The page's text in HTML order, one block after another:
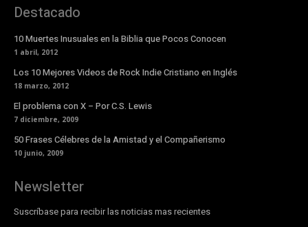
Destacado
10 Muertes Inusuales en la Biblia que Pocos Conocen
1 abril, 2012
Los 10 Mejores Videos de Rock Indie Cristiano en Inglés
18 marzo, 2012
El problema con X – Por C.S. Lewis
7 diciembre, 2009
50 Frases Célebres de la Amistad y el Compañerismo
10 junio, 2009
Newsletter
Suscríbase para recibir las noticias mas recientes